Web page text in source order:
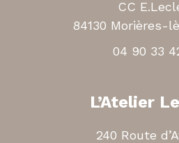
CC
84130 Morières-
04 90 33
L’Atelier
240 Route